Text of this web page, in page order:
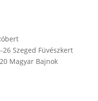
Szeged Füvészkert
Magyar Bajnok